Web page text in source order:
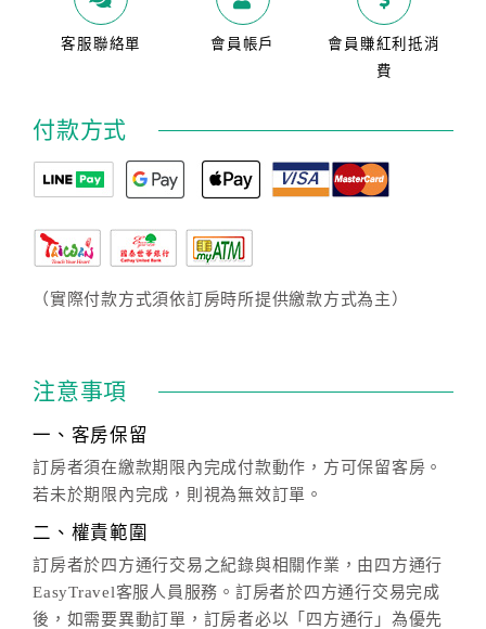
客服聯絡單 會員帳戶
會員賺紅利抵消
費
付款方式
（實際付款方式須依訂房時所提供繳款方式為主）
注意事項
一、客房保留
訂房者須在繳款期限內完成付款動作，方可保留客房。
若未於期限內完成，則視為無效訂單。
二、權責範圍
訂房者於四方通行交易之紀錄與相關作業，由四方通行
EasyTravel客服人員服務。訂房者於四方通行交易完成
後，如需要異動訂單，訂房者必以「四方通行」為優先